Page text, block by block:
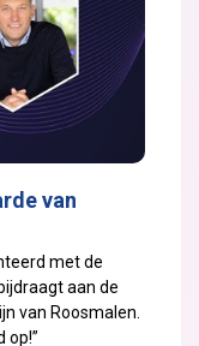
van
met de
aan de
van Roosmalen.
op!”